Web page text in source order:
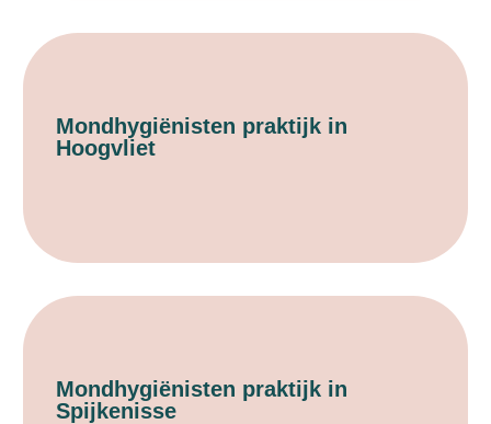
Mondhygiënisten praktijk in
Hoogvliet
Mondhygiënisten praktijk in
Spijkenisse